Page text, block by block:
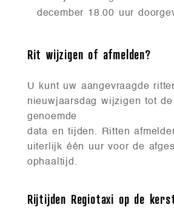
december 18.00 uur
Rit wijzigen of afmelden?
U kunt uw aangevraagde
nieuwjaarsdag wijzigen tot
genoemde
data en tijden. Ritten
uiterlijk één uur voor de
ophaaltijd.
Rijtijden Regiotaxi op de